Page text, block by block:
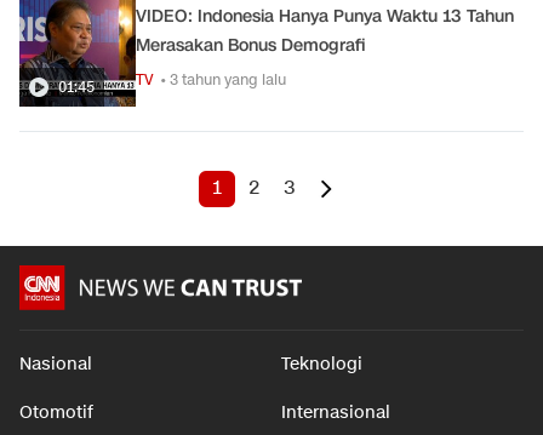
01:45
VIDEO: Indonesia Hanya Punya Waktu 13 Tahun
Merasakan Bonus Demografi
TV • 3 tahun yang lalu
1 2 3
Nasional Teknologi
Otomotif Internasional